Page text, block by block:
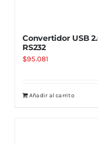
Convertidor USB
RS232
$95.081
Añadir al carrito